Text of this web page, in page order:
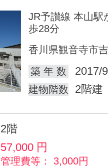
JR予讃線 本山駅
歩28分
香川県観音寺市
築 年 数
2017/
建物階数 2階建
2階
57,000 円
管理費等： 3,000円